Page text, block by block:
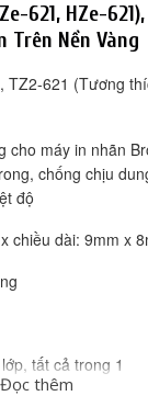
621, HZe-621),
Trên Nền Vàng
TZ2-621 (Tương
cho máy in nhãn
chống chịu
độ
chiều dài: 9mm x
tất cả trong 1
Đọc thêm